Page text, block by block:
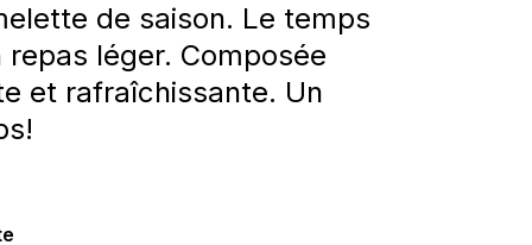
de saison. Le temps
léger. Composée
et rafraîchissante. Un